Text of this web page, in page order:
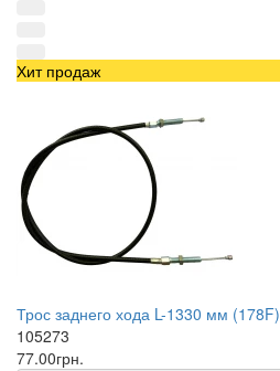
Хит продаж
Трос заднего хода L-1330 мм (178F)
105273
77.00грн.